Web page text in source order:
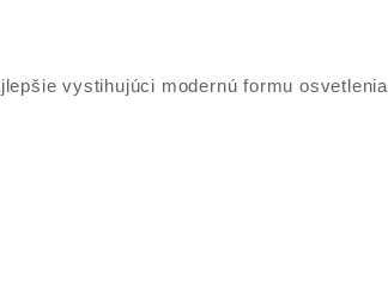
vystihujúci modernú formu osvetlenia